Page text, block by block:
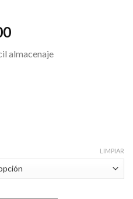
Price
$400,000
almacenaje
LIMPIAR